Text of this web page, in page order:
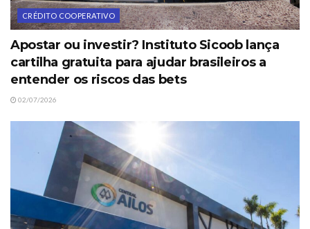
CRÉDITO COOPERATIVO
Apostar ou investir? Instituto Sicoob lança
cartilha gratuita para ajudar brasileiros a
entender os riscos das bets
02/07/2026